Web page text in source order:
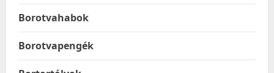
Borotvahabok
Borotvapengék